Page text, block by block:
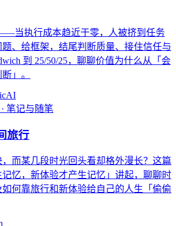
当执行成本趋近于零，人被挤到任务
、给框架，结尾判断质量、接住信任与
到 25/50/25，聊聊价值为什么从「会
」。
笔记与随笔
旅行
而某几段时光回头看却格外漫长？这篇
忆，新体验才产生记忆」讲起，聊聊时
何靠旅行和新体验给自己的人生「偷偷